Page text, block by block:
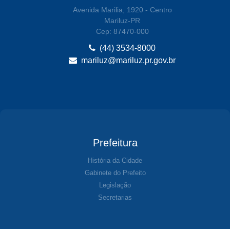
Avenida Marilia, 1920 - Centro
Mariluz-PR
Cep: 87470-000
(44) 3534-8000
mariluz@mariluz.pr.gov.br
Prefeitura
História da Cidade
Gabinete do Prefeito
Legislação
Secretarias